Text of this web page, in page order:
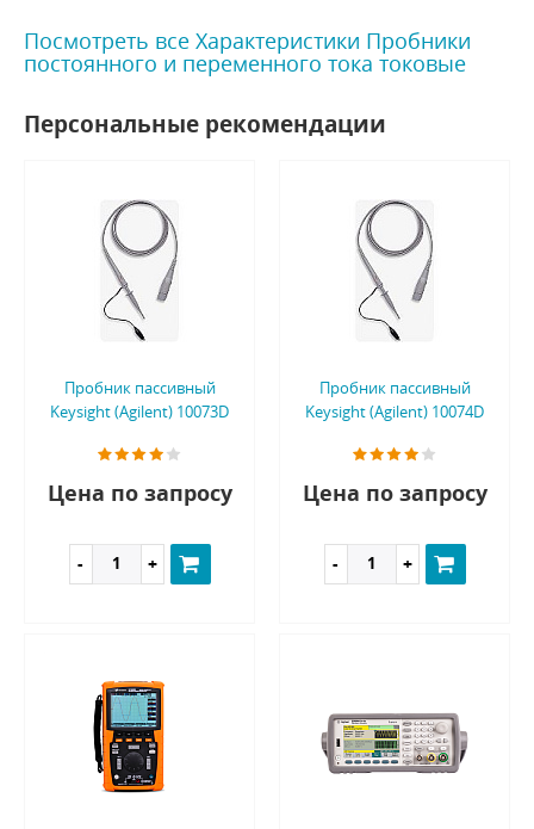
Посмотреть все Характеристики Пробники
постоянного и переменного тока токовые
Персональные рекомендации
Пробник пассивный
Keysight (Agilent) 10073D
Цена по запросу
Пробник пассивный
Keysight (Agilent) 10074D
Цена по запросу